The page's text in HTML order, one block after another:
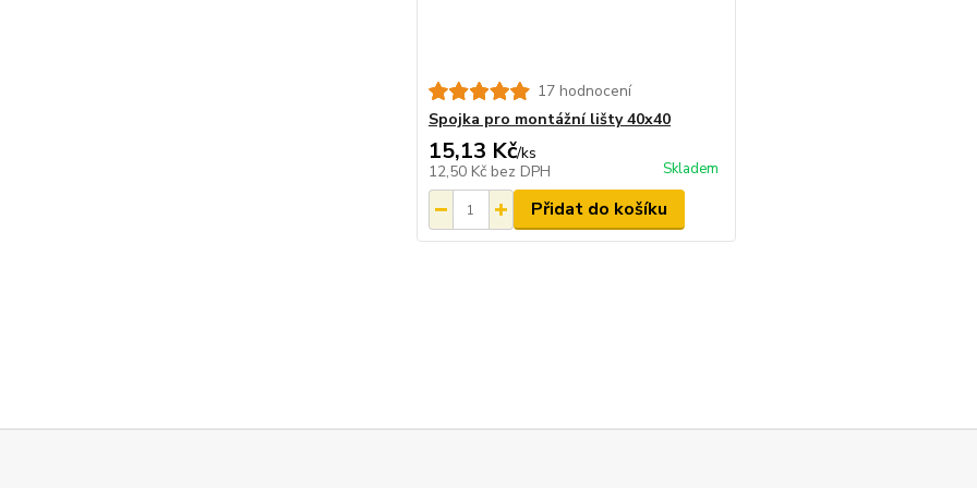
17 hodnocení
Spojka pro montážní lišty 40x40
15,13 Kč/ks
12,50 Kč bez DPH Skladem
Přidat do košíku